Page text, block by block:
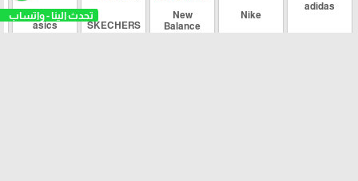
adidas
Nike
New
Balance
SKECHERS
asics